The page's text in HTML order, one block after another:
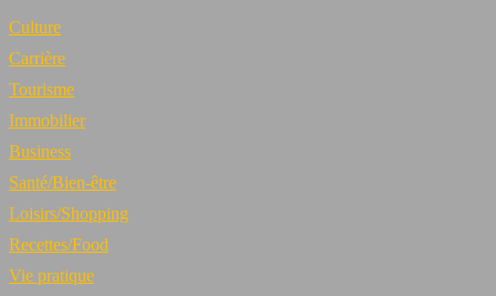
Culture
Carrière
Tourisme
Immobilier
Business
Santé/Bien-être
Loisirs/Shopping
Recettes/Food
Vie pratique